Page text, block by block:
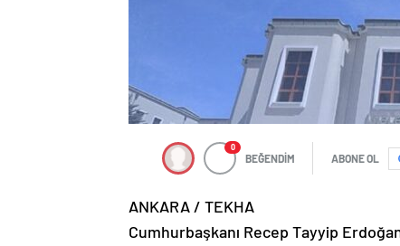
0
BEĞENDİM ABONE OL
ANKARA / TEKHA
Cumhurbaşkanı Recep Tayyip